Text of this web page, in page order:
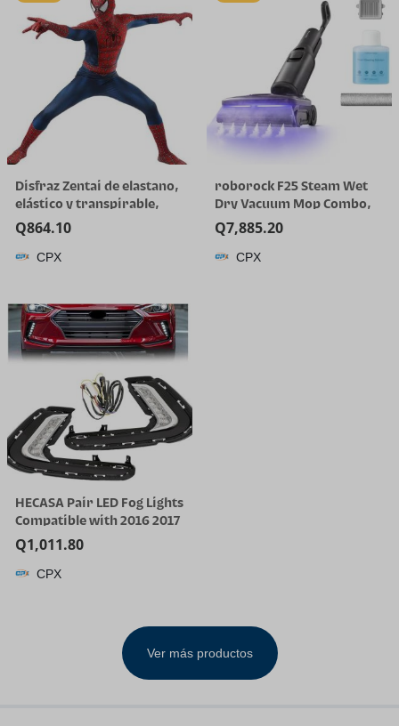
Disfraz Zentai de elastano,
elástico y transpirable,
para Halloween y cosplay
Q864.10
CPX
roborock F25 Steam Wet
Dry Vacuum Mop Combo,
356°F Cordless Steam
Cleaner | 25000 Pa Suction
for Hard Floor, 203°F Self-
Q7,885.20
CPX
HECASA Pair LED Fog Lights
Compatible with 2016 2017
2018 Hyundai Elantra Sixth
Generation DRL
Replacement for
Q1,011.80
CPX
Ver más productos